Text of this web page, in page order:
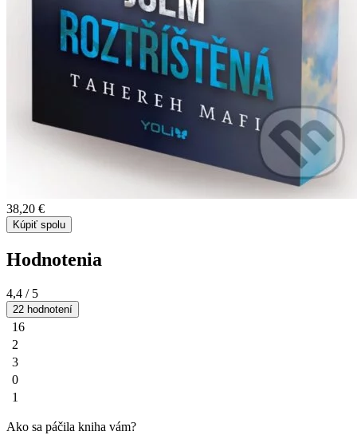
38,20 €
Kúpiť spolu
Hodnotenia
4,4 / 5
22 hodnotení
16
2
3
0
1
Ako sa páčila kniha vám?